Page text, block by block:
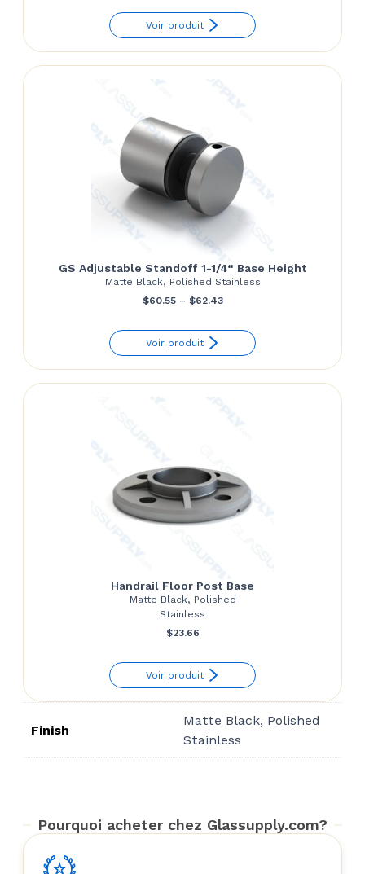
through
Voir produit
GS Adjustable Standoff 1-1/4“ Base Height
Matte Black, Polished Stainless
$60.55 – $62.43Price
$60.55
through
Voir produit
Handrail Floor Post Base
Matte Black, Polished
Stainless
$23.66
Voir produit
Finish
Matte Black, Polished
Stainless
Pourquoi acheter chez Glassupply.com?